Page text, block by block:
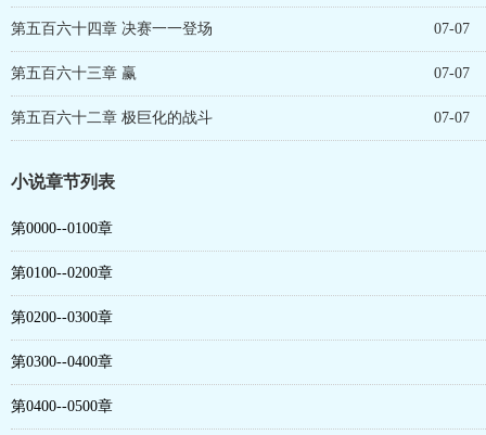
第五百六十四章 决赛一一登场 07-07
第五百六十三章 赢 07-07
第五百六十二章 极巨化的战斗 07-07
小说章节列表
第0000--0100章
第0100--0200章
第0200--0300章
第0300--0400章
第0400--0500章